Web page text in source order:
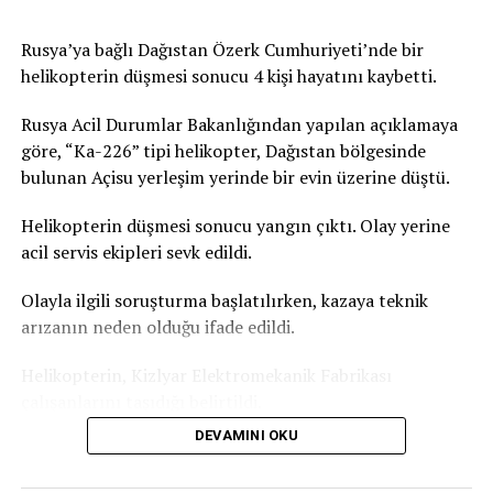
kente yakın çevresindeki cenaze salonlarında da
yoğunluk yaşandığını kaydetti. Fransa’daki acil sağlık
gün aşırı sıcaklardan etkilendiği değerlendirilen 109 kişi
yaşamını yitirmişti. Bu sayının yalnızca ev ve kamusal
alanda hayatını kaybedenleri kapsadığı bildirilmişti.
Türkiye’de de yeni haftada aşırı sıcak hava dalgası etkili
olacak. İstanbul’da hava sıcaklığının yarın 31 dereceye,
basınında yer alan haberlere göre Akdeniz Bölgesi
genelinde gölgede hissedilen sıcaklık 36-39 derece.
Rusya’ya bağlı Dağıstan Özerk Cumhuriyeti’nde bir
helikopterin düşmesi sonucu 4 kişi hayatını kaybetti.
Rusya Acil Durumlar Bakanlığından yapılan açıklamaya
göre, “Ka-226” tipi helikopter, Dağıstan bölgesinde
bulunan Açisu yerleşim yerinde bir evin üzerine düştü.
Helikopterin düşmesi sonucu yangın çıktı. Olay yerine
acil servis ekipleri sevk edildi.
Olayla ilgili soruşturma başlatılırken, kazaya teknik
arızanın neden olduğu ifade edildi.
Dağıstan Özerk Cumhuriyeti Başkanı Sergey Melikov,
DEVAMINI OKU